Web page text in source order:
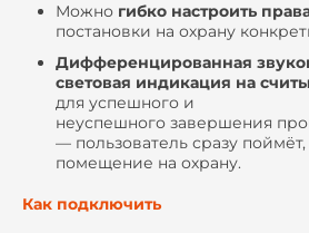
Можно гибко настроить
постановки на охрану
Дифференцированная
световая индикация на
для успешного и
неуспешного завершения
— пользователь сразу
помещение на охрану.
Как подключить